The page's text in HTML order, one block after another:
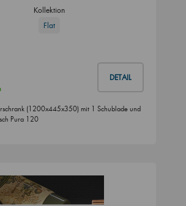
Kollektion
Flat
DETAIL
(1200x445x350) mit 1 Schublade und
Pura 120